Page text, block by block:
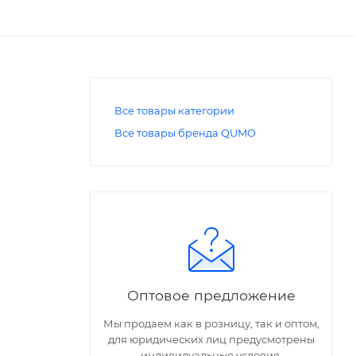
Все товары категории
Все товары бренда QUMO
Оптовое предложение
Мы продаем как в розницу, так и оптом,
для юридических лиц предусмотрены